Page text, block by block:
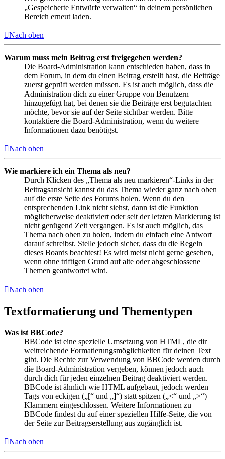
„Gespeicherte Entwürfe verwalten“ in deinem persönlichen
Bereich erneut laden.
Nach oben
Warum muss mein Beitrag erst freigegeben werden?
Die Board-Administration kann entschieden haben, dass in
dem Forum, in dem du einen Beitrag erstellt hast, die Beiträge
zuerst geprüft werden müssen. Es ist auch möglich, dass die
Administration dich zu einer Gruppe von Benutzern
hinzugefügt hat, bei denen sie die Beiträge erst begutachten
möchte, bevor sie auf der Seite sichtbar werden. Bitte
kontaktiere die Board-Administration, wenn du weitere
Informationen dazu benötigst.
Nach oben
Wie markiere ich ein Thema als neu?
Durch Klicken des „Thema als neu markieren“-Links in der
Beitragsansicht kannst du das Thema wieder ganz nach oben
auf die erste Seite des Forums holen. Wenn du den
entsprechenden Link nicht siehst, dann ist die Funktion
möglicherweise deaktiviert oder seit der letzten Markierung ist
nicht genügend Zeit vergangen. Es ist auch möglich, das
Thema nach oben zu holen, indem du einfach eine Antwort
darauf schreibst. Stelle jedoch sicher, dass du die Regeln
dieses Boards beachtest! Es wird meist nicht gerne gesehen,
wenn ohne triftigen Grund auf alte oder abgeschlossene
Themen geantwortet wird.
Nach oben
Textformatierung und Thementypen
Was ist BBCode?
BBCode ist eine spezielle Umsetzung von HTML, die dir
weitreichende Formatierungsmöglichkeiten für deinen Text
gibt. Die Rechte zur Verwendung von BBCode werden durch
die Board-Administration vergeben, können jedoch auch
durch dich für jeden einzelnen Beitrag deaktiviert werden.
BBCode ist ähnlich wie HTML aufgebaut, jedoch werden
Tags von eckigen („[“ und „]“) statt spitzen („<“ und „>“)
Klammern eingeschlossen. Weitere Informationen zu
BBCode findest du auf einer speziellen Hilfe-Seite, die von
der Seite zur Beitragserstellung aus zugänglich ist.
Nach oben